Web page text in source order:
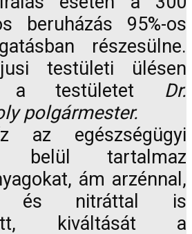
beruházás 95%-os
részesülne.
testületi ülésen
a testületet Dr.
polgármester.
egészségügyi
belül tartalmaz
ám arzénnal,
és nitráttal is
kiváltását a